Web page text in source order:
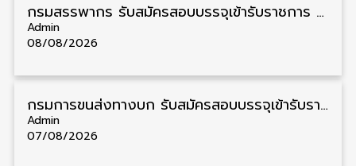
กรมสรรพากร รับสมัครสอบบรรจุเข้ารับราชการ วุฒิ ปวส./ป.ตรี 1,808 อัตรา รับสมัคร 20 สิงหาคม – 18 กันยายน
Admin
08/08/2026
กรมการขนส่งทางบก รับสมัครสอบบรรจุเข้ารับราชการ วุฒิ ปวส. 24 อัตรา รับสมัคร 18 สิงหาคม – 7 กันยายน
Admin
07/08/2026